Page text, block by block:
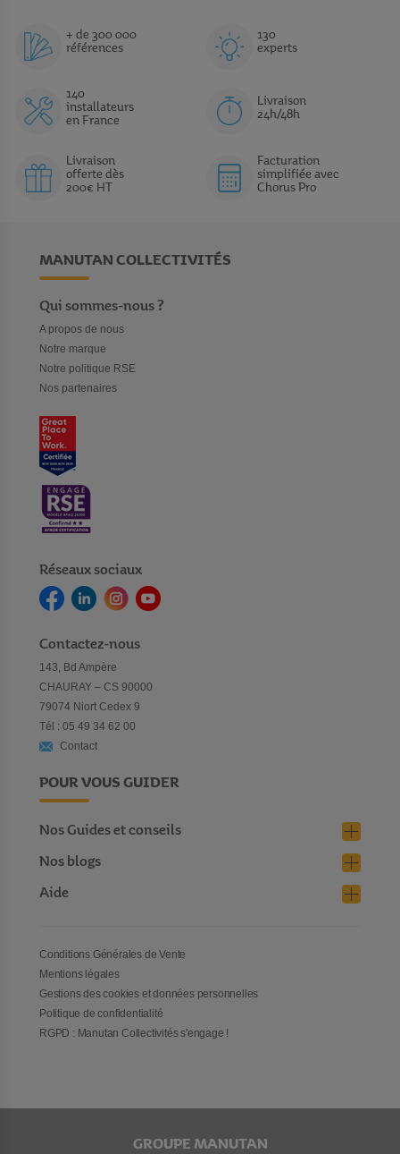
+ de 300 000
références
130
experts
140
installateurs
en France
Livraison
24h/48h
Livraison
offerte dès
200€ HT
Facturation
simplifiée avec
Chorus Pro
MANUTAN COLLECTIVITÉS
Qui sommes-nous ?
A propos de nous
Notre marque
Notre politique RSE
Nos partenaires
Réseaux sociaux
Contactez-nous
143, Bd Ampère
CHAURAY – CS 90000
79074 Niort Cedex 9
Tél : 05 49 34 62 00
Contact
POUR VOUS GUIDER
Nos Guides et conseils
Nos blogs
Aide
Conditions Générales de Vente
Mentions légales
Gestions des cookies et données personnelles
Politique de confidentialité
RGPD : Manutan Collectivités s'engage !
GROUPE MANUTAN